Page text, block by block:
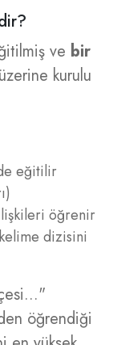
ve bir
üzerine kurulu
eğitilir
öğrenir
dizisini
öğrendiği